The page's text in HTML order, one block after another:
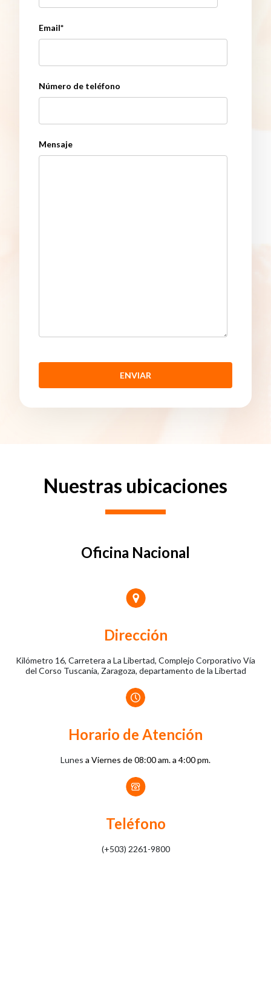
Email*
Número de teléfono
Mensaje
Nuestras ubicaciones
Oficina Nacional
Dirección
Kilómetro 16, Carretera a La Libertad, Complejo Corporativo Vía
del Corso Tuscania, Zaragoza, departamento de la Libertad
Horario de Atención
Lunes a Viernes de 08:00 am. a 4:00 pm.
Teléfono
(+503) 2261-9800